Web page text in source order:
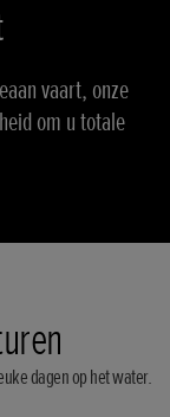
vaart, onze
om u totale
dagen op het water.